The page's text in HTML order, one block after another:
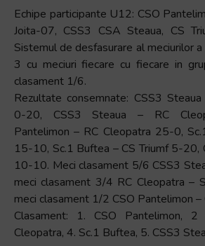
Echipe participante U12: CSO
Joita-07, CSS3 CSA Steaua, CS
Sistemul de desfasurare al meciurilor
3 cu meciuri fiecare cu fiecare in
clasament 1/6.
Rezultate consemnate: CSS3
0-20, CSS3 Steaua – RC
Pantelimon – RC Cleopatra 25-0,
15-10, Sc.1 Buftea – CS Triumf 5-20,
10-10. Meci clasament 5/6 CSS3
meci clasament 3/4 RC Cleopatra –
meci clasament 1/2 CSO Pantelimon
Clasament: 1. CSO Pantelimon,
Cleopatra, 4. Sc.1 Buftea, 5. CSS3